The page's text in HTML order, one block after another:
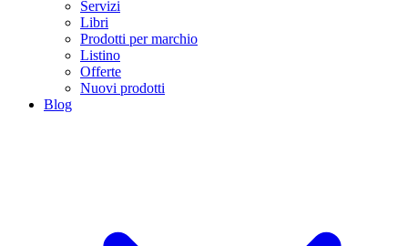
Servizi
Libri
Prodotti per marchio
Listino
Offerte
Nuovi prodotti
Blog